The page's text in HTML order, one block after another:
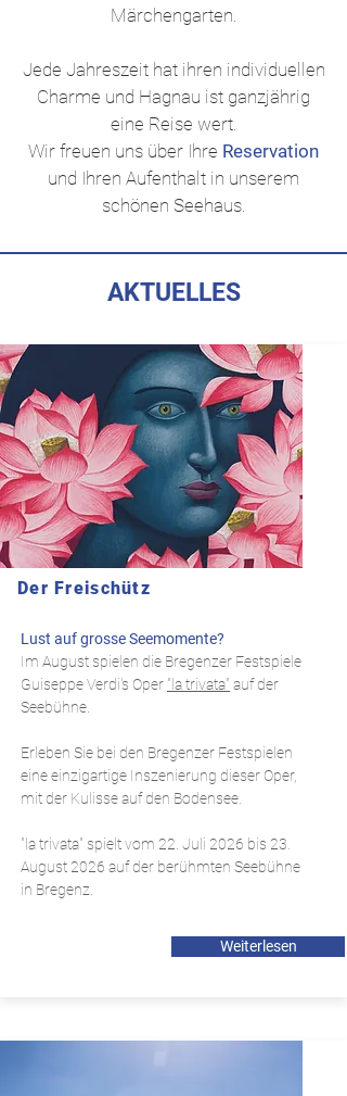
Märchengarten.
Jede Jahreszeit hat ihren individuellen
Charme und Hagnau ist ganzjährig
eine Reise wert.
Wir freuen uns über Ihre Reservation
und Ihren Aufenthalt in unserem
schönen Seehaus.
AKTUELLES
Der Freischütz
Lust auf grosse Seemomente?
Im August spielen die Bregenzer Festspiele
Guiseppe Verdi's Oper "la trivata" auf der
Seebühne.
Erleben Sie bei den Bregenzer Festspielen
eine einzigartige Inszenierung dieser Oper,
mit der Kulisse auf den Bodensee.
"la trivata" spielt vom 22. Juli 2026 bis 23.
August 2026 auf der berühmten Seebühne
in Bregenz.
Weiterlesen